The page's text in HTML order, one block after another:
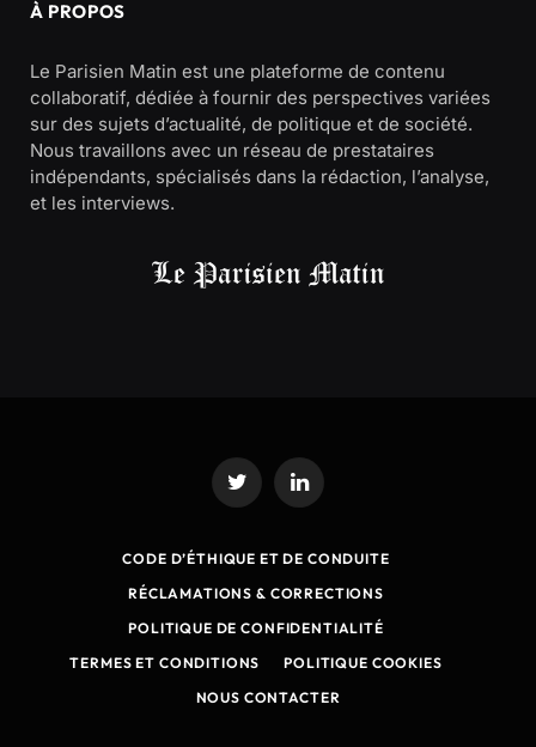
À PROPOS
Le Parisien Matin est une plateforme de contenu
collaboratif, dédiée à fournir des perspectives variées
sur des sujets d’actualité, de politique et de société.
Nous travaillons avec un réseau de prestataires
indépendants, spécialisés dans la rédaction, l’analyse,
et les interviews.
Twitter LinkedIn
CODE D’ÉTHIQUE ET DE CONDUITE
RÉCLAMATIONS & CORRECTIONS
POLITIQUE DE CONFIDENTIALITÉ
TERMES ET CONDITIONS
POLITIQUE COOKIES
NOUS CONTACTER